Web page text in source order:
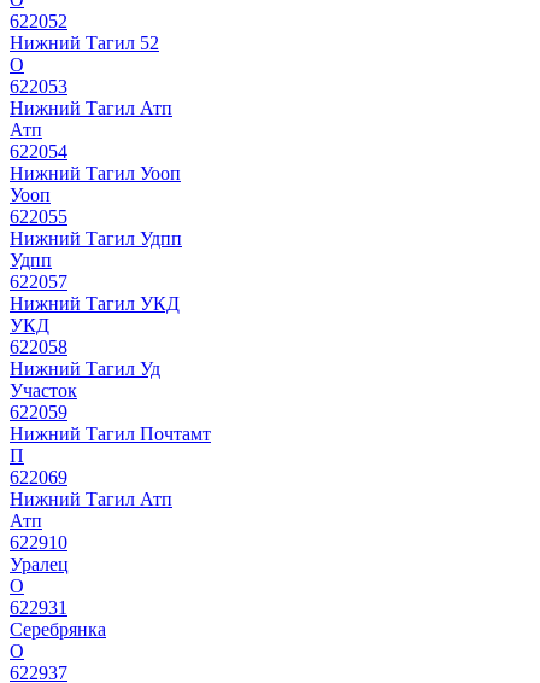
622052
Нижний Тагил 52
О
622053
Нижний Тагил Атп
Атп
622054
Нижний Тагил Уооп
Уооп
622055
Нижний Тагил Удпп
Удпп
622057
Нижний Тагил УКД
УКД
622058
Нижний Тагил Уд
Участок
622059
Нижний Тагил Почтамт
П
622069
Нижний Тагил Атп
Атп
622910
Уралец
О
622931
Серебрянка
О
622937